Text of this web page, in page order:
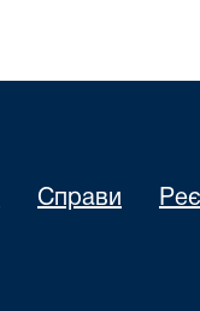
Справи